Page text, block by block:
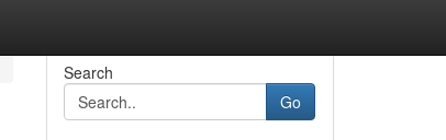
Search
Go